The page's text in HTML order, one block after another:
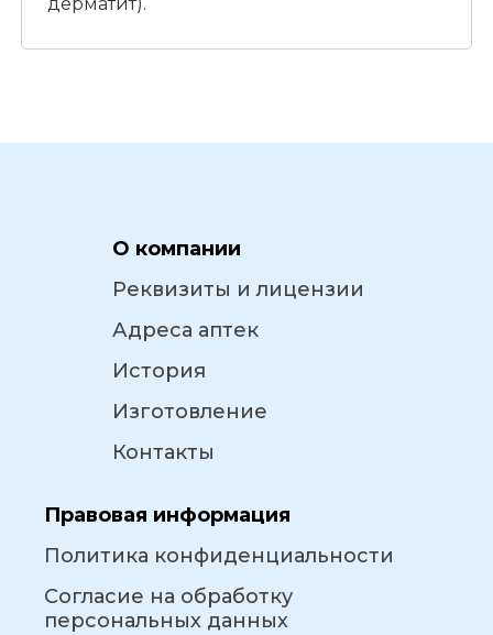
О компании
Реквизиты и лицензии
Адреса аптек
История
Изготовление
Контакты
Правовая информация
Политика конфиденциальности
Согласие на обработку
персональных данных